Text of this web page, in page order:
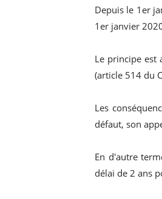
Depuis le 1er
1er janvier
Le principe est
(article 514 du
Les
défaut, son
En d'autre
délai de 2 ans